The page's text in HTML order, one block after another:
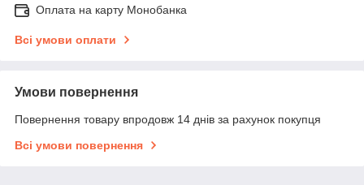
Оплата на карту Монобанка
Всі умови оплати
Умови повернення
Повернення товару впродовж 14 днів за рахунок покупця
Всі умови повернення